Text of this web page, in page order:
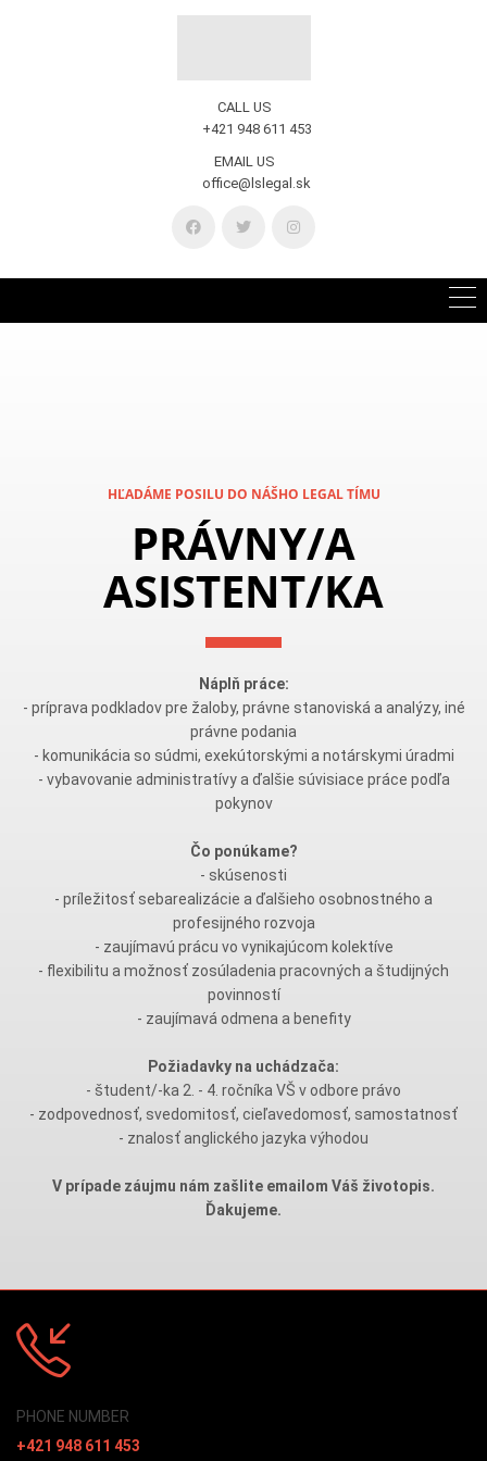
CALL US
+421 948 611 453
EMAIL US
office@lslegal.sk
HĽADÁME POSILU DO NÁŠHO LEGAL TÍMU
PRÁVNY/A
ASISTENT/KA
Náplň práce:
- príprava podkladov pre žaloby, právne stanoviská a analýzy, iné
právne podania
- komunikácia so súdmi, exekútorskými a notárskymi úradmi
- vybavovanie administratívy a ďalšie súvisiace práce podľa
pokynov
Čo ponúkame?
- skúsenosti
- príležitosť sebarealizácie a ďalšieho osobnostného a
profesijného rozvoja
- zaujímavú prácu vo vynikajúcom kolektíve
- flexibilitu a možnosť zosúladenia pracovných a študijných
povinností
- zaujímavá odmena a benefity
Požiadavky na uchádzača:
- študent/-ka 2. - 4. ročníka VŠ v odbore právo
- zodpovednosť, svedomitosť, cieľavedomosť, samostatnosť
- znalosť anglického jazyka výhodou
V prípade záujmu nám zašlite emailom Váš životopis.
Ďakujeme.
PHONE NUMBER
+421 948 611 453